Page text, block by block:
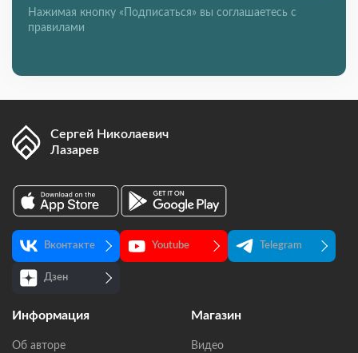
Нажимая кнопку «Подписаться» вы соглашаетесь с
правилами
Сергей Николаевич
Лазарев
Вконтакте Youtube Telegram
Дзен
Информация
Об авторе
Магазин
Видео